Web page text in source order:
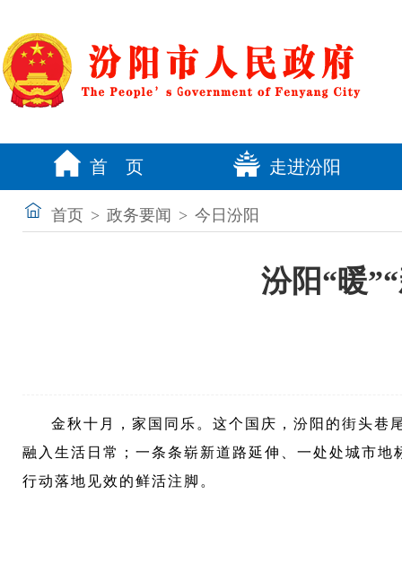
首 页 走进汾阳
首页 > 政务要闻 > 今日汾阳
汾阳“暖
金秋十月，家国同乐。这个国庆，汾阳的街头巷
融入生活日常；一条条崭新道路延伸、一处处城市
行动落地见效的鲜活注脚。